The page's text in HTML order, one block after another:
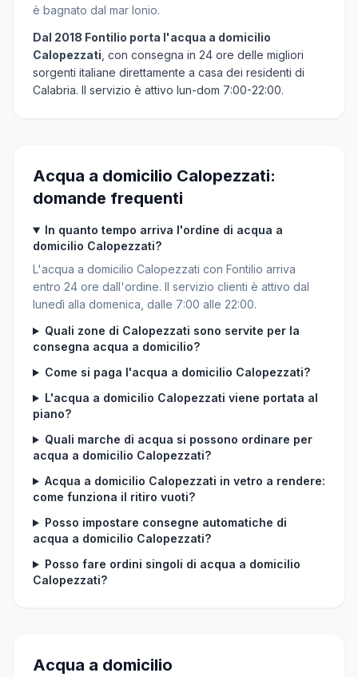
è bagnato dal mar Ionio.
Dal 2018 Fontilio porta l'acqua a domicilio
Calopezzati , con consegna in 24 ore delle migliori
sorgenti italiane direttamente a casa dei residenti di
Calabria. Il servizio è attivo lun-dom 7:00-22:00.
Acqua a domicilio Calopezzati:
domande frequenti
In quanto tempo arriva l'ordine di acqua a
domicilio Calopezzati?
L'acqua a domicilio Calopezzati con Fontilio arriva
entro 24 ore dall'ordine. Il servizio clienti è attivo dal
lunedì alla domenica, dalle 7:00 alle 22:00.
Quali zone di Calopezzati sono servite per la
consegna acqua a domicilio?
Come si paga l'acqua a domicilio Calopezzati?
L'acqua a domicilio Calopezzati viene portata al
piano?
Quali marche di acqua si possono ordinare per
acqua a domicilio Calopezzati?
Acqua a domicilio Calopezzati in vetro a rendere:
come funziona il ritiro vuoti?
Posso impostare consegne automatiche di
acqua a domicilio Calopezzati?
Posso fare ordini singoli di acqua a domicilio
Calopezzati?
Acqua a domicilio